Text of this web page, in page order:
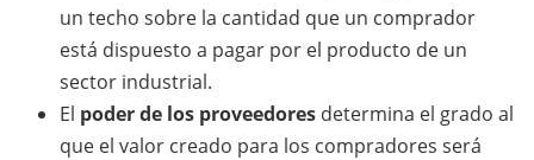
un techo sobre la cantidad que un comprador
está dispuesto a pagar por el producto de un
sector industrial.
El poder de los proveedores determina el grado al
que el valor creado para los compradores será